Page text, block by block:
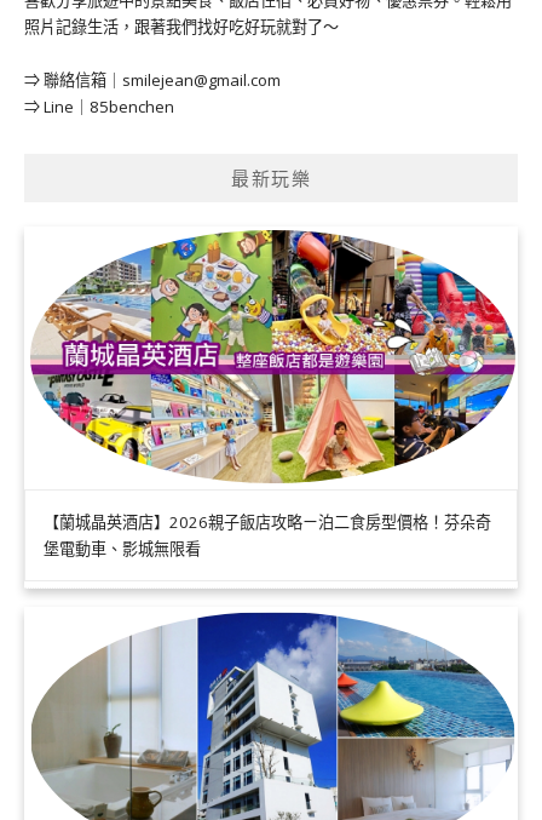
照片記錄生活，跟著我們找好吃好玩就對了～
⇒ 聯絡信箱｜ smilejean@gmail.com
⇒ Line｜85benchen
最新玩樂
【蘭城晶英酒店】2026親子飯店攻略ㄧ泊二食房型價格！芬朵奇
堡電動車、影城無限看